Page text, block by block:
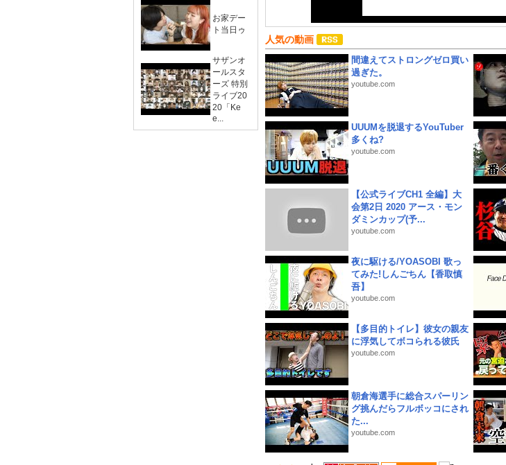
お家デー
ト当日ゥ
サザンオ
ールスタ
ーズ 特別
ライブ20
20「Ke
e...
人気の動画
間違えてストロングゼロ買い
過ぎた。
youtube.com
UUUMを脱退するYouTuber
多くね?
youtube.com
【公式ライブCH1 全編】大
会第2日 2020 アース・モン
ダミンカップ(予...
youtube.com
夜に駆ける/YOASOBI 歌っ
てみた!しんごちん【香取慎
吾】
youtube.com
【多目的トイレ】彼女の親友
に浮気してボコられる彼氏
youtube.com
朝倉海選手に総合スパーリン
グ挑んだらフルボッコにされ
た...
youtube.com